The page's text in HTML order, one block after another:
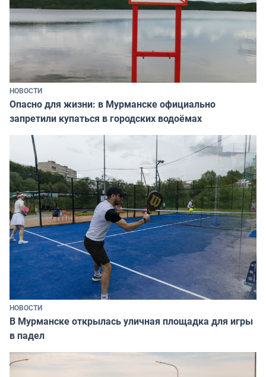
НОВОСТИ
Опасно для жизни: в Мурманске официально
запретили купаться в городских водоёмах
НОВОСТИ
В Мурманске открылась уличная площадка для игры
в падел